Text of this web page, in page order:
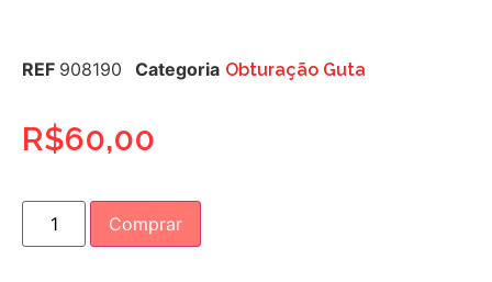
REF 908190 Categoria Obturação Guta
R$60,00
Comprar